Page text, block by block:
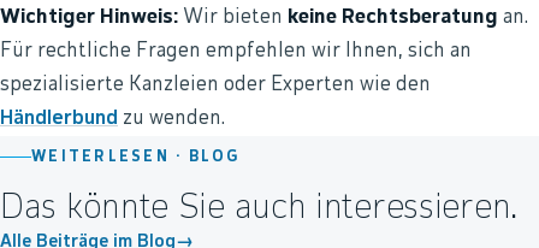
Wichtiger Hinweis: Wir bieten keine Rechtsberatung an.
Für rechtliche Fragen empfehlen wir Ihnen, sich an
spezialisierte Kanzleien oder Experten wie den
Händlerbund zu wenden.
WEITERLESEN · BLOG
Das könnte Sie auch interessieren.
Alle Beiträge im Blog→